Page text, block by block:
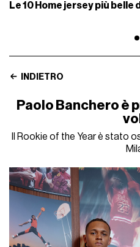
Le 10 Home jersey più belle
INDIETRO
Paolo Banchero è
Il Rookie of the Year è stato